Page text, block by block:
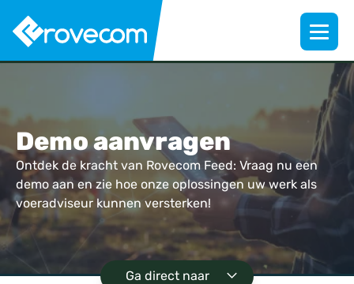
Demo aanvragen
Ontdek de kracht van Rovecom Feed: Vraag nu een
demo aan en zie hoe onze oplossingen uw werk als
voeradviseur kunnen versterken!
Ga direct naar